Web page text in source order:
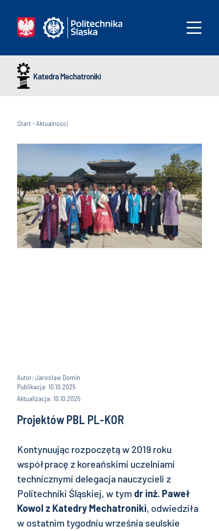
Katedra Mechatroniki
Start-Aktualnosci
Autor: Jarosław Domin
Publikacja: 10.10.2025
Aktualizacja: 10.10.2025
Projektów PBL PL-KOR
Kontynuując rozpoczętą w 2019 roku
współpracę z koreańskimi uczelniami
technicznymi delegacja nauczycieli z
Politechniki Śląskiej, w tym dr inż. Paweł
Kowol z Katedry Mechatroniki, odwiedziła
w ostatnim tygodniu września seulskie